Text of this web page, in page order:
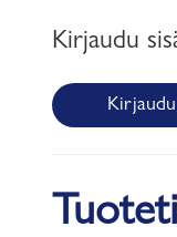
Kirjaudu